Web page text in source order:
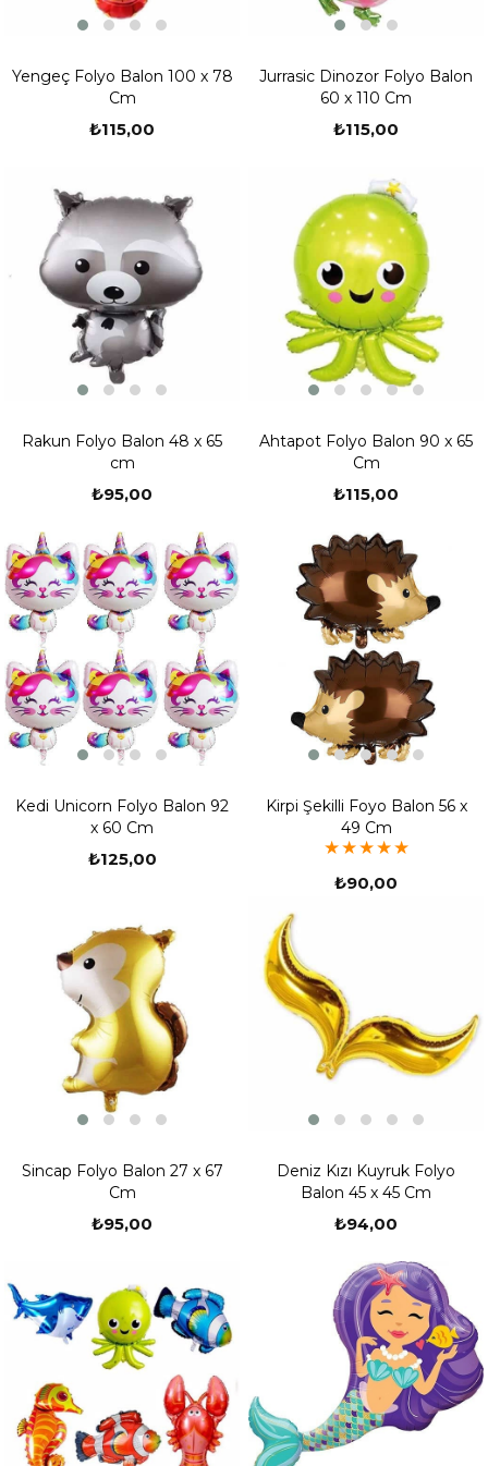
Yengeç Folyo Balon 100 x 78
Cm
₺115,00
Jurrasic Dinozor Folyo Balon
60 x 110 Cm
₺115,00
Rakun Folyo Balon 48 x 65
cm
₺95,00
Ahtapot Folyo Balon 90 x 65
Cm
₺115,00
Kedi Unicorn Folyo Balon 92
x 60 Cm
₺125,00
Kirpi Şekilli Foyo Balon 56 x
49 Cm
★★★★★
₺90,00
Sincap Folyo Balon 27 x 67
Cm
₺95,00
Deniz Kızı Kuyruk Folyo
Balon 45 x 45 Cm
₺94,00